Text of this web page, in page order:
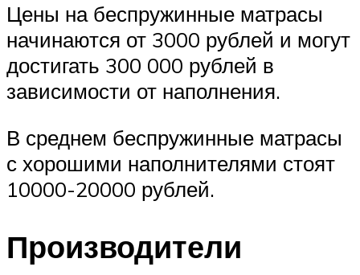
Цены на беспружинные матрасы
начинаются от 3000 рублей и могут
достигать 300 000 рублей в
зависимости от наполнения.
В среднем беспружинные матрасы
с хорошими наполнителями стоят
10000-20000 рублей.
Производители